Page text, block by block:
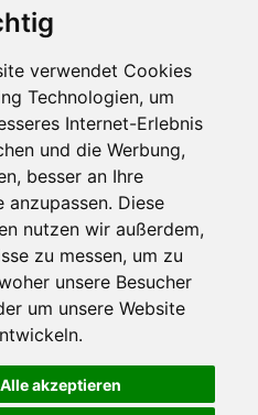
verwendet Cookies
Technologien, um
Internet-Erlebnis
und die Werbung,
besser an Ihre
anzupassen. Diese
nutzen wir außerdem,
zu messen, um zu
unsere Besucher
um unsere Website
Alle akzeptieren
Партнерам
Инвесторам
Медиа
Facebook
Twitter